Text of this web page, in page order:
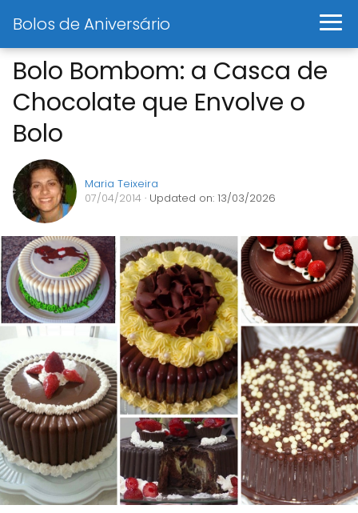
Bolos de Aniversário
Bolo Bombom: a Casca de
Chocolate que Envolve o
Bolo
Maria Teixeira
07/04/2014 · Updated on: 13/03/2026